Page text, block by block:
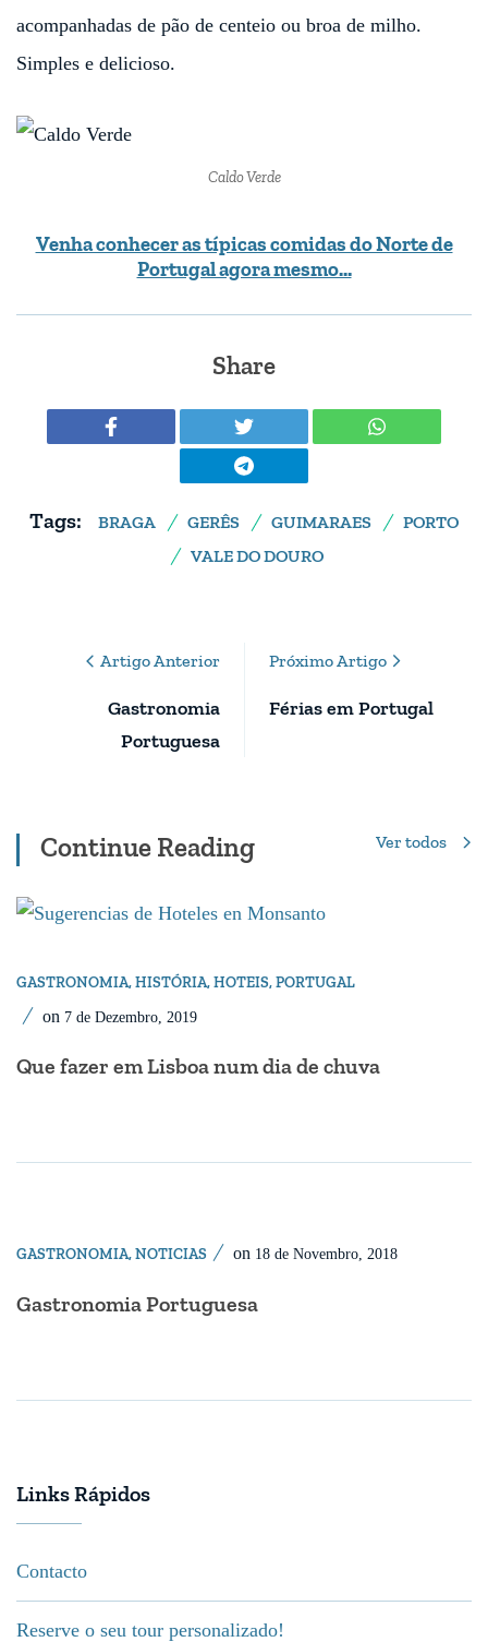
acompanhadas de pão de centeio ou broa de milho.
Simples e delicioso.
Caldo Verde
Venha conhecer as típicas comidas do Norte de
Portugal agora mesmo…
Share
Tags: BRAGA GERÊS GUIMARAES
PORTO
VALE DO DOURO
Artigo Anterior
Gastronomia
Portuguesa
Próximo Artigo
Férias em Portugal
Continue Reading Ver todos
GASTRONOMIA,HISTÓRIA,HOTEIS,PORTUGAL
on 7 de Dezembro, 2019
Que fazer em Lisboa num dia de chuva
GASTRONOMIA,NOTICIAS on 18 de Novembro, 2018
Gastronomia Portuguesa
Links Rápidos
Contacto
Reserve o seu tour personalizado!